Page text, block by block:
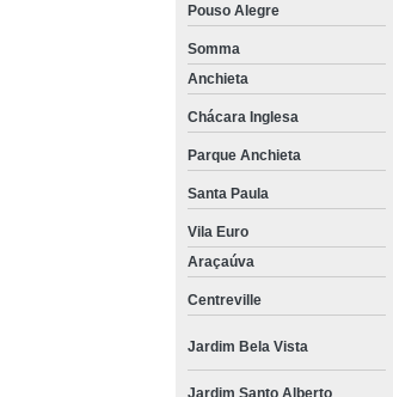
Pouso Alegre
Somma
Anchieta
Chácara Inglesa
Parque Anchieta
Santa Paula
Vila Euro
Araçaúva
Centreville
Jardim Bela Vista
Jardim Santo Alberto